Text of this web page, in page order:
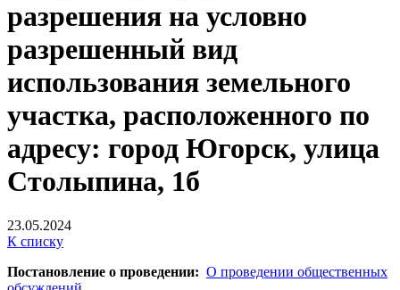
разрешения на условно
разрешенный вид
использования земельного
участка, расположенного по
адресу: город Югорск, улица
Столыпина, 1б
23.05.2024
К списку
Постановление о проведении: О проведении общественных